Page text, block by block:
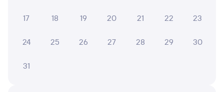
Частые вопросы
Что нужно, чтобы сесть в поезд?
17 18 19 20 21 22 23
24 25 26 27 28 29 30
31